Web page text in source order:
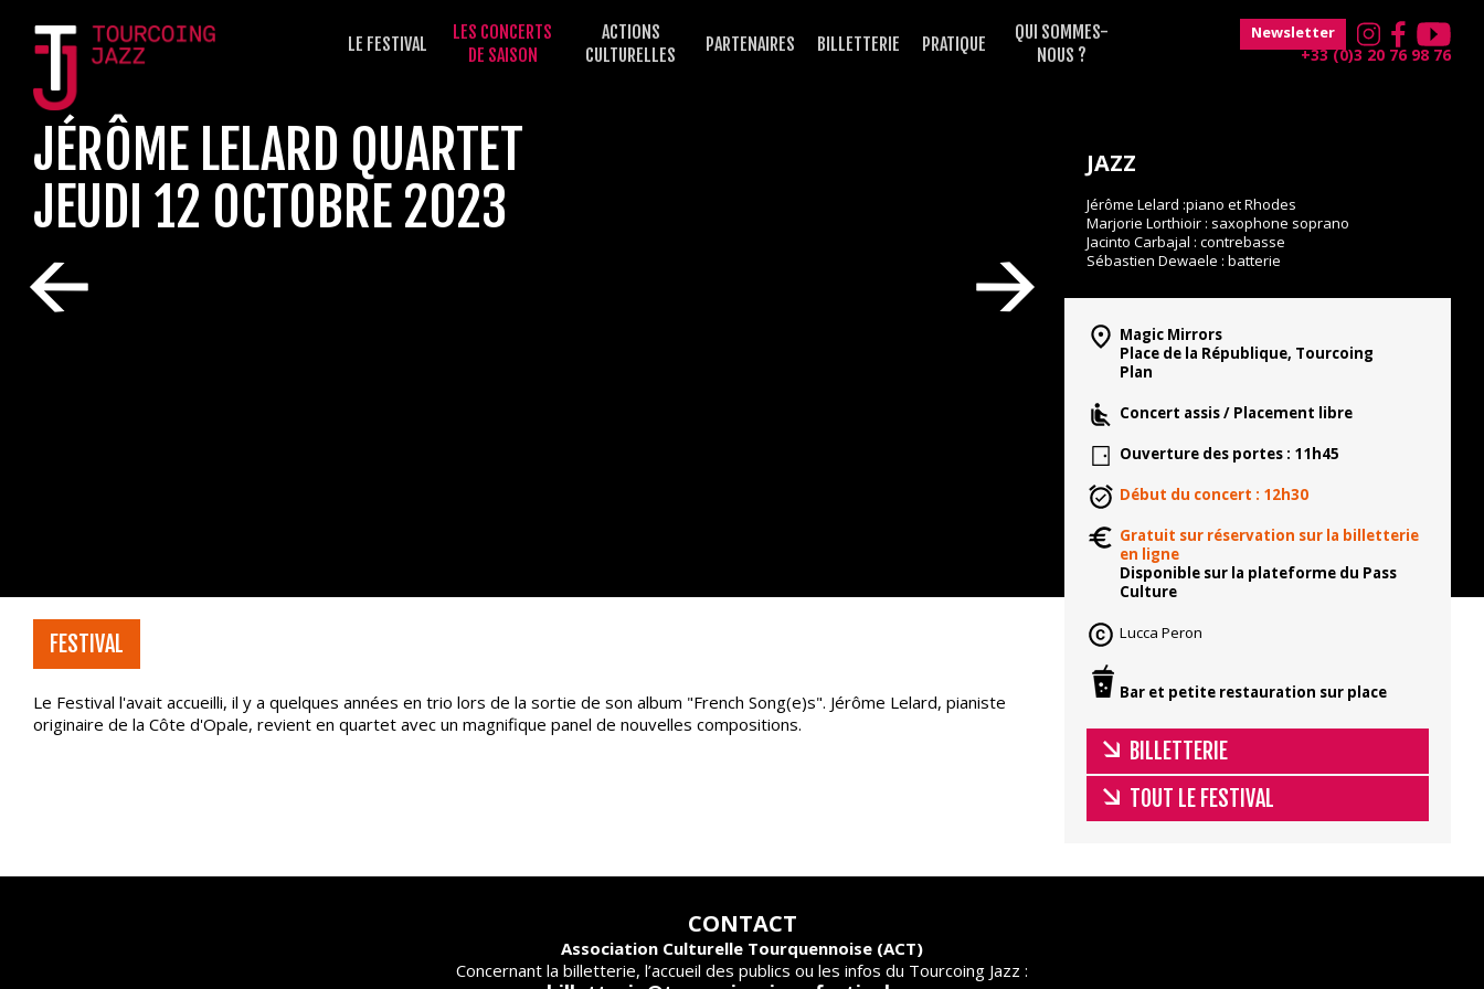
LE FESTIVAL
LES CONCERTS
DE SAISON
ACTIONS
CULTURELLES
PARTENAIRES BILLETTERIE PRATIQUE
QUI SOMMES-
NOUS ?
Newsletter
+33 (0)3 20 76 98 76
JÉRÔME LELARD QUARTET
JEUDI 12 OCTOBRE 2023
FESTIVAL
Le Festival l'avait accueilli, il y a quelques années en trio lors de la sortie de son album "French Song(e)s". Jérôme Lelard, pianiste
originaire de la Côte d'Opale, revient en quartet avec un magnifique panel de nouvelles compositions.
JAZZ
Jérôme Lelard :piano et Rhodes
Marjorie Lorthioir : saxophone soprano
Jacinto Carbajal : contrebasse
Sébastien Dewaele : batterie
Magic Mirrors
Place de la République, Tourcoing
Plan
Concert assis / Placement libre
Ouverture des portes : 11h45
Début du concert : 12h30
Gratuit sur réservation sur la billetterie
en ligne
Disponible sur la plateforme du Pass
Culture
Lucca Peron
Bar et petite restauration sur place
BILLETTERIE
TOUT LE FESTIVAL
CONTACT
Association Culturelle Tourquennoise (ACT)
Concernant la billetterie, l’accueil des publics ou les infos du Tourcoing Jazz :